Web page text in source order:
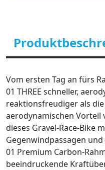
Vom ersten Tag an fürs
01 THREE schneller,
reaktionsfreudiger als
aerodynamischen Vorteil
dieses
Gegenwindpassagen
01 Premium
beeindruckende